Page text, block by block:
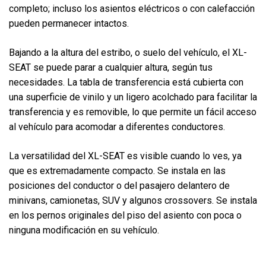
completo; incluso los asientos eléctricos o con calefacción
pueden permanecer intactos.
Bajando a la altura del estribo, o suelo del vehículo, el XL-
SEAT se puede parar a cualquier altura, según tus
necesidades. La tabla de transferencia está cubierta con
una superficie de vinilo y un ligero acolchado para facilitar la
transferencia y es removible, lo que permite un fácil acceso
al vehículo para acomodar a diferentes conductores.
La versatilidad del XL-SEAT es visible cuando lo ves, ya
que es extremadamente compacto. Se instala en las
posiciones del conductor o del pasajero delantero de
minivans, camionetas, SUV y algunos crossovers. Se instala
en los pernos originales del piso del asiento con poca o
ninguna modificación en su vehículo.